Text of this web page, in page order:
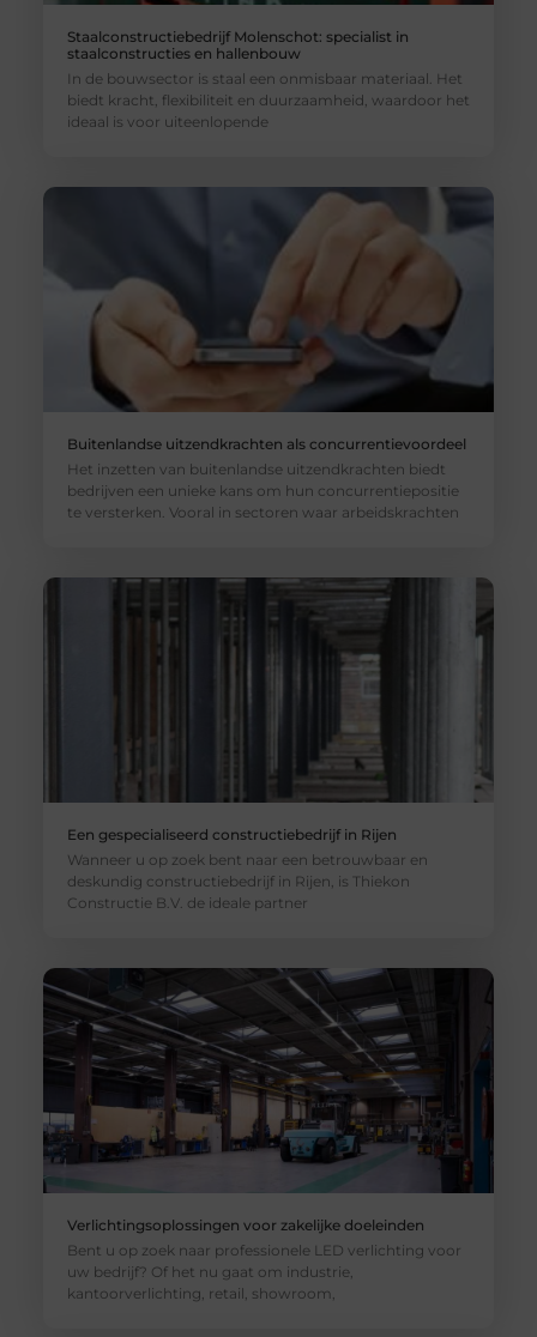
Staalconstructiebedrijf Molenschot: specialist in
staalconstructies en hallenbouw
In de bouwsector is staal een onmisbaar materiaal. Het
biedt kracht, flexibiliteit en duurzaamheid, waardoor het
ideaal is voor uiteenlopende
Buitenlandse uitzendkrachten als concurrentievoordeel
Het inzetten van buitenlandse uitzendkrachten biedt
bedrijven een unieke kans om hun concurrentiepositie
te versterken. Vooral in sectoren waar arbeidskrachten
Een gespecialiseerd constructiebedrijf in Rijen
Wanneer u op zoek bent naar een betrouwbaar en
deskundig constructiebedrijf in Rijen, is Thiekon
Constructie B.V. de ideale partner
Verlichtingsoplossingen voor zakelijke doeleinden
Bent u op zoek naar professionele LED verlichting voor
uw bedrijf? Of het nu gaat om industrie,
kantoorverlichting, retail, showroom,